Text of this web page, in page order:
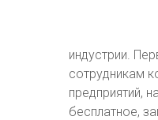
индустрии.
сотрудникам
предприятий,
бесплатное,